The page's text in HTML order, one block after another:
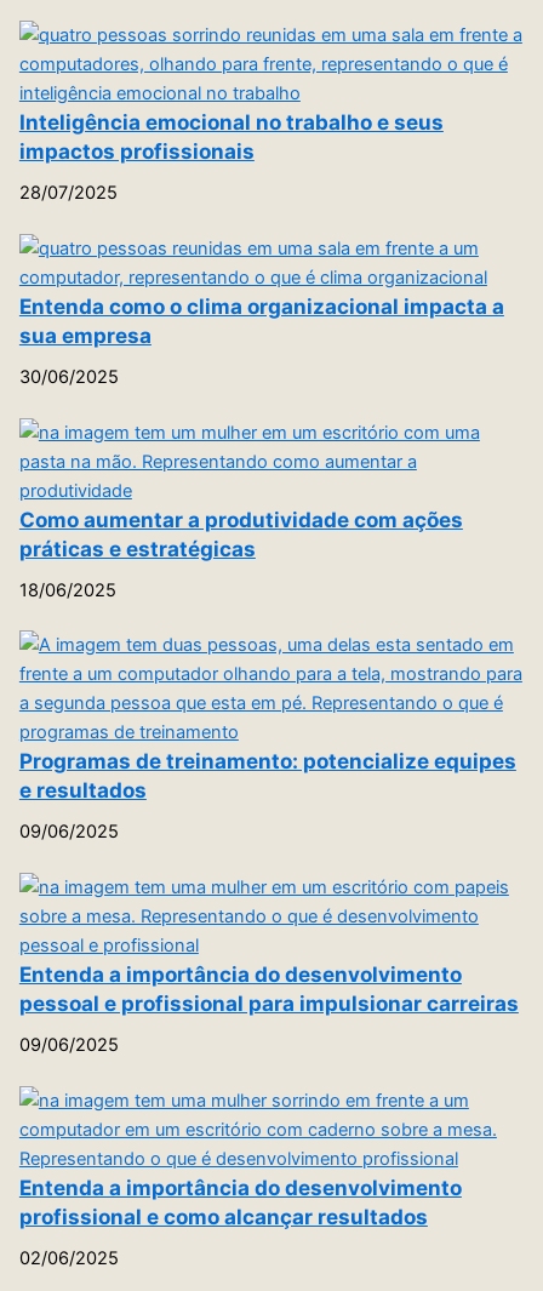
Inteligência emocional no trabalho e seus
impactos profissionais
28/07/2025
Entenda como o clima organizacional impacta a
sua empresa
30/06/2025
Como aumentar a produtividade com ações
práticas e estratégicas
18/06/2025
Programas de treinamento: potencialize equipes
e resultados
09/06/2025
Entenda a importância do desenvolvimento
pessoal e profissional para impulsionar carreiras
09/06/2025
Entenda a importância do desenvolvimento
profissional e como alcançar resultados
02/06/2025